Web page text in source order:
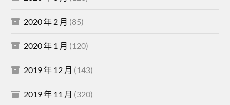
2020 年 2 月 (85)
2020 年 1 月 (120)
2019 年 12 月 (143)
2019 年 11 月 (320)